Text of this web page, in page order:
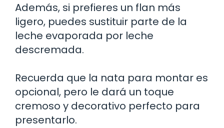
Además, si prefieres un flan más
ligero, puedes sustituir parte de la
leche evaporada por leche
descremada.
Recuerda que la nata para montar es
opcional, pero le dará un toque
cremoso y decorativo perfecto para
presentarlo.